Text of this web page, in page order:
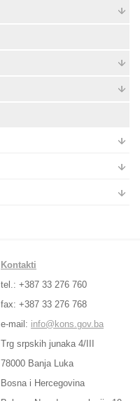
Kontakti
tel.: +387 33 276 760
fax: +387 33 276 768
e-mail: info@kons.gov.ba
Trg srpskih junaka 4/III
78000 Banja Luka
Bosna i Hercegovina